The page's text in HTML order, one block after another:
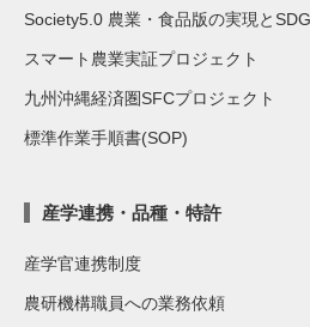
Society5.0 農業・食品版の実現と
スマート農業実証プロジェクト
九州沖縄経済圏SFCプロジェクト
標準作業手順書(SOP)
産学連携・品種・特許
産学官連携制度
農研機構職員への業務依頼